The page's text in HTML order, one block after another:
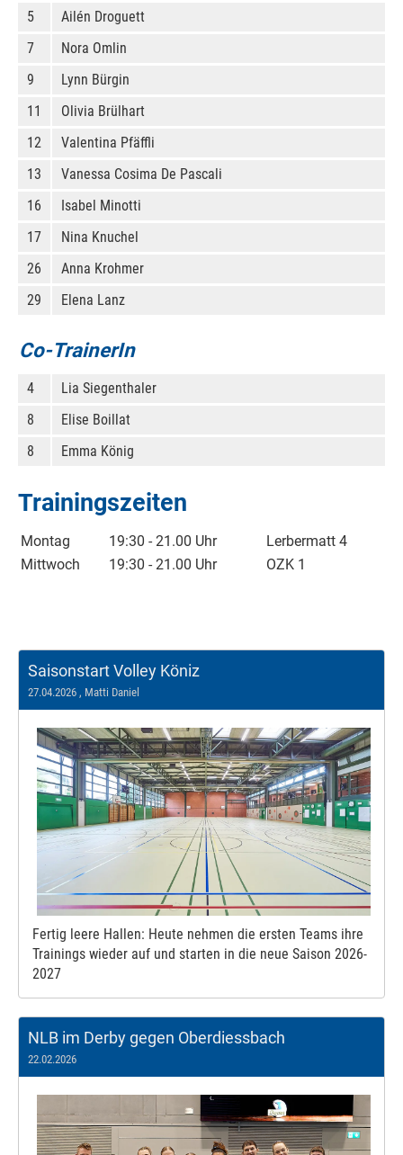
5
Ailén Droguett
7
Nora Omlin
9
Lynn Bürgin
11
Olivia Brülhart
12
Valentina Pfäffli
13
Vanessa Cosima De Pascali
16
Isabel Minotti
17
Nina Knuchel
26
Anna Krohmer
29
Elena Lanz
Co-TrainerIn
4
Lia Siegenthaler
8
Elise Boillat
8
Emma König
Trainingszeiten
Montag 19:30 - 21.00 Uhr
Lerbermatt 4
Mittwoch
19:30 - 21.00 Uhr OZK 1
Saisonstart Volley Köniz
27.04.2026 , Matti Daniel
Fertig leere Hallen: Heute nehmen die ersten Teams ihre
Trainings wieder auf und starten in die neue Saison 2026-
2027
NLB im Derby gegen Oberdiessbach
22.02.2026